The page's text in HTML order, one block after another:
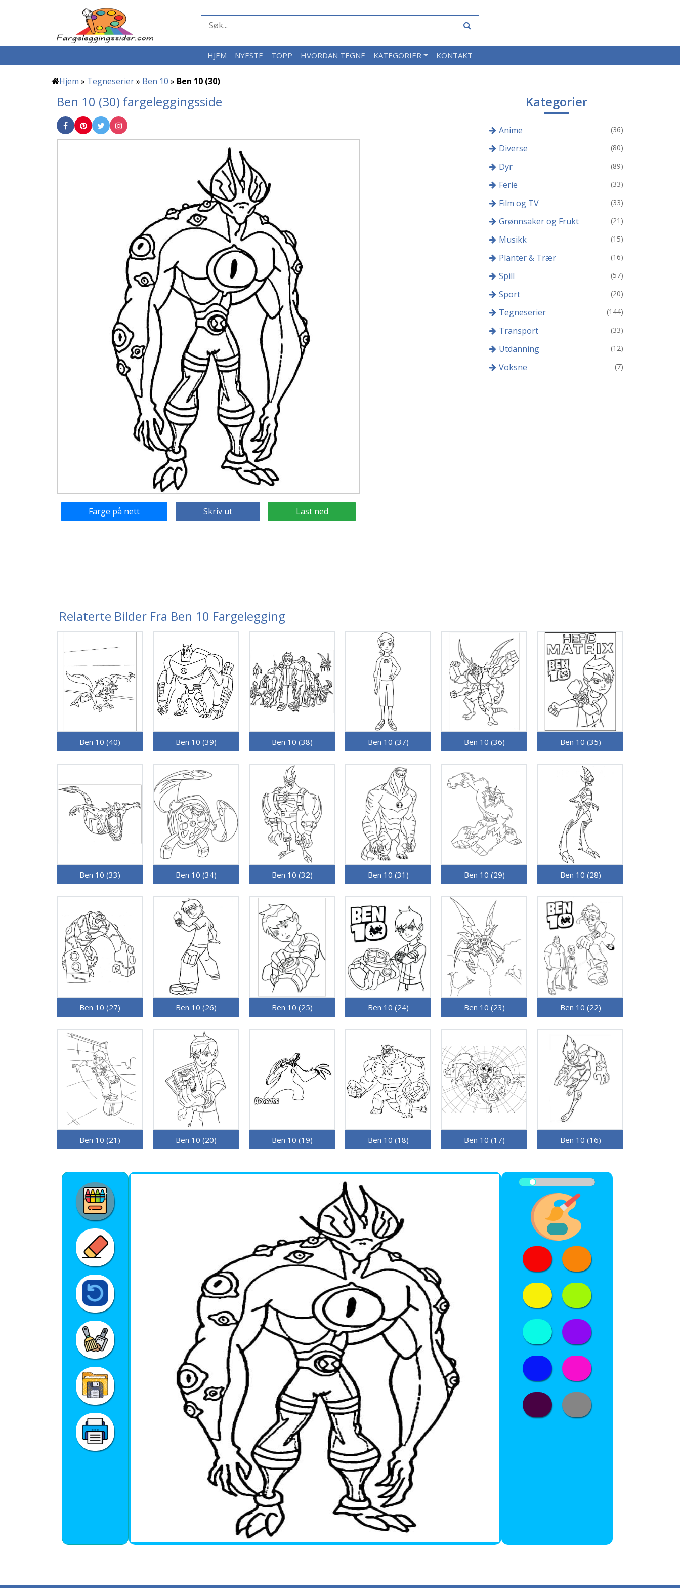
HJEM NYESTE TOPP HVORDAN TEGNE KATEGORIER KONTAKT
Hjem » Tegneserier» Ben 10 » Ben 10 (30)
Ben 10 (30) fargeleggingsside
Farge på nett Skriv ut Last ned
Kategorier
Anime (36)
Diverse (80)
Dyr (89)
Ferie (33)
Film og TV (33)
Grønnsaker og Frukt (21)
Musikk (15)
Planter & Trær (16)
Spill (57)
Sport (20)
Tegneserier (144)
Transport (33)
Utdanning (12)
Voksne (7)
Relaterte Bilder Fra Ben 10 Fargelegging
Ben 10 (40) Ben 10 (39) Ben 10 (38) Ben 10 (37) Ben 10 (36) Ben 10 (35)
Ben 10 (33) Ben 10 (34) Ben 10 (32) Ben 10 (31) Ben 10 (29) Ben 10 (28)
Ben 10 (27) Ben 10 (26) Ben 10 (25) Ben 10 (24) Ben 10 (23) Ben 10 (22)
Ben 10 (21) Ben 10 (20) Ben 10 (19) Ben 10 (18) Ben 10 (17) Ben 10 (16)